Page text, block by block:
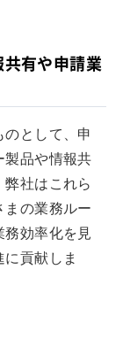
有や申請業
として、申
製品や情報共
社はこれら
の業務ルー
効率化を見
貢献しま